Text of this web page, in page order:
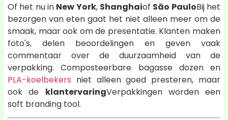
Of het nu in New York, Shanghaiof São PauloBij het
bezorgen van eten gaat het niet alleen meer om de
smaak, maar ook om de presentatie. Klanten maken
foto's, delen beoordelingen en geven vaak
commentaar over de duurzaamheid van de
verpakking. Composteerbare bagasse dozen en
PLA-koelbekers niet alleen goed presteren, maar
ook de klantervaringVerpakkingen worden een
soft branding tool.